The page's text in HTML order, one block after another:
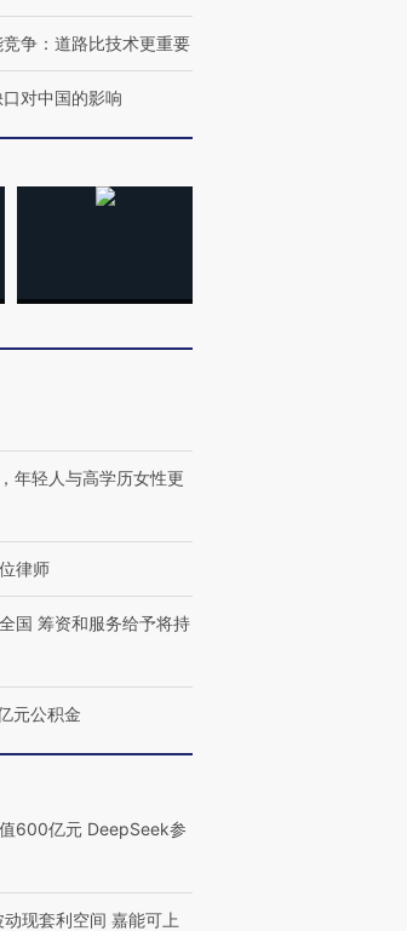
育部长拱下台
【商旅对话】华住集团
争：道路比技术更重要
对中国的影响
年轻人与高学历女性更
律师
国 筹资和服务给予将持
元公积金
600亿元 DeepSeek参
现套利空间 嘉能可上